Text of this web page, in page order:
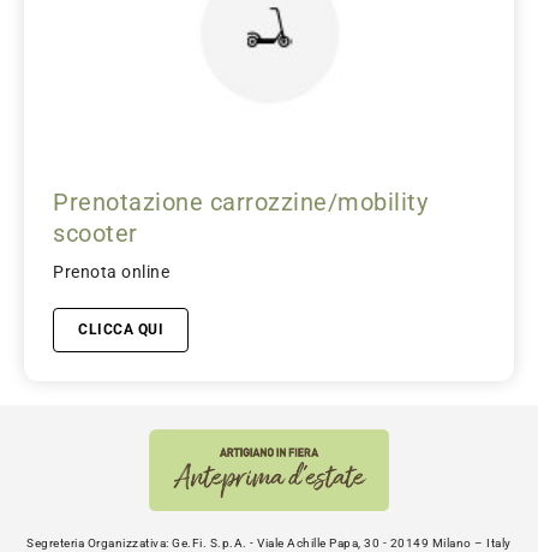
Prenotazione carrozzine/mobility
scooter
Prenota online
CLICCA QUI
Segreteria Organizzativa: Ge.Fi. S.p.A. - Viale Achille Papa, 30 - 20149 Milano – Italy